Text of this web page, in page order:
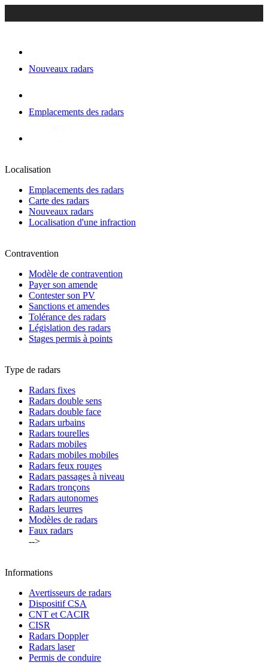
Nouveaux radars
Emplacements des radars
Localisation
Emplacements des radars
Carte des radars
Nouveaux radars
Localisation d'une infraction
Contravention
Modèle de contravention
Payer son amende
Contester son PV
Sanctions et amendes
Tolérance des radars
Législation des radars
Stages permis à points
Type de radars
Radars fixes
Radars double sens
Radars double face
Radars urbains
Radars tourelles
Radars mobiles
Radars mobiles mobiles
Radars feux rouges
Radars passages à niveau
Radars tronçons
Radars autonomes
Radars leurres
Modèles de radars
Faux radars
-->
Informations
Avertisseurs de radars
Dispositif CSA
CNT et CACIR
CISR
Radars Doppler
Radars laser
Permis de conduire